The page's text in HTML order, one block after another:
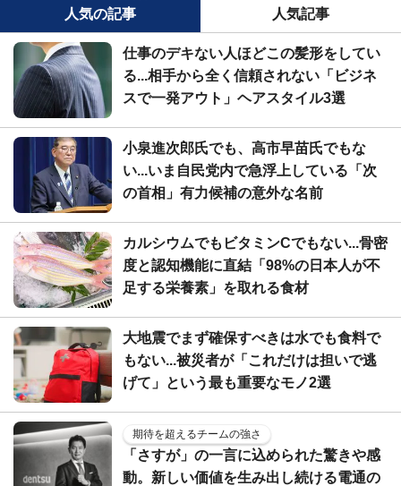
人気の記事
人気記事
仕事のデキない人ほどこの髪形をしてい
る...相手から全く信頼されない「ビジネ
スで一発アウト」ヘアスタイル3選
小泉進次郎氏でも、高市早苗氏でもな
い...いま自民党内で急浮上している「次
の首相」有力候補の意外な名前
カルシウムでもビタミンCでもない...骨密
度と認知機能に直結「98%の日本人が不
足する栄養素」を取れる食材
大地震でまず確保すべきは水でも食料で
もない...被災者が「これだけは担いで逃
げて」という最も重要なモノ2選
期待を超えるチームの強さ
「さすが」の一言に込められた驚きや感
動。新しい価値を生み出し続ける電通の